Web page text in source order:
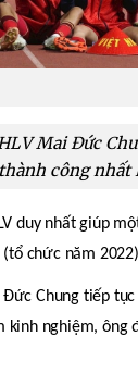
Mai Đức
thành công nhất
duy nhất giúp
chức năm
Đức Chung tiếp
kinh nghiệm,